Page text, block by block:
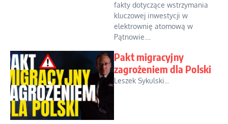
fakty dotyczące wstrzymania
kluczowej inwestycji w
elektrownię atomową w
Pątnowie....
Pakt migracyjny
zagrożeniem dla Polski
Leszek Sykulski...